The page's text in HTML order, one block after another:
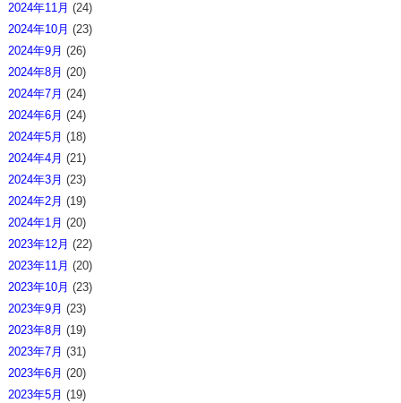
2024年11月 (24)
2024年10月 (23)
2024年9月 (26)
2024年8月 (20)
2024年7月 (24)
2024年6月 (24)
2024年5月 (18)
2024年4月 (21)
2024年3月 (23)
2024年2月 (19)
2024年1月 (20)
2023年12月 (22)
2023年11月 (20)
2023年10月 (23)
2023年9月 (23)
2023年8月 (19)
2023年7月 (31)
2023年6月 (20)
2023年5月 (19)